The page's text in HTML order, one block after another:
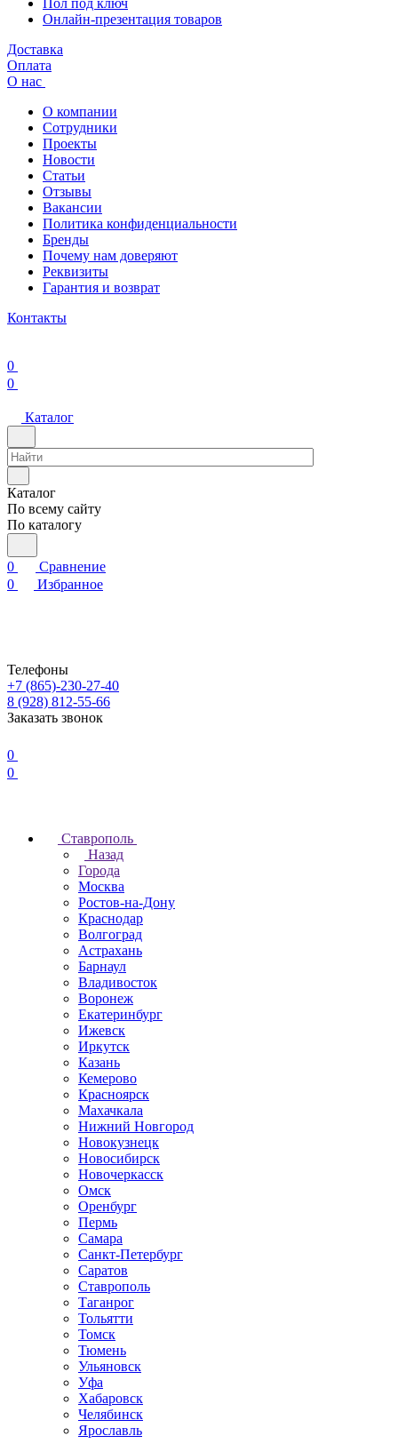
Пол под ключ
Онлайн-презентация товаров
Доставка
Оплата
О нас
О компании
Сотрудники
Проекты
Новости
Статьи
Отзывы
Вакансии
Политика конфиденциальности
Бренды
Почему нам доверяют
Реквизиты
Гарантия и возврат
Контакты
0
0
Каталог
Каталог
По всему сайту
По каталогу
0
Сравнение
0
Избранное
Телефоны
+7 (865)-230-27-40
8 (928) 812-55-66
Заказать звонок
0
0
Ставрополь
Назад
Города
Москва
Ростов-на-Дону
Краснодар
Волгоград
Астрахань
Барнаул
Владивосток
Воронеж
Екатеринбург
Ижевск
Иркутск
Казань
Кемерово
Красноярск
Махачкала
Нижний Новгород
Новокузнецк
Новосибирск
Новочеркаcск
Омск
Оренбург
Пермь
Самара
Санкт-Петербург
Саратов
Ставрополь
Таганрог
Тольятти
Томск
Тюмень
Ульяновск
Уфа
Хабаровск
Челябинск
Ярославль